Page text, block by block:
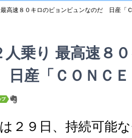
最高速８０キロのビョンビュンなのだ 日産「
人乗り 最高速８
産「ＣＯＮＣＥ
２９日、持続可能